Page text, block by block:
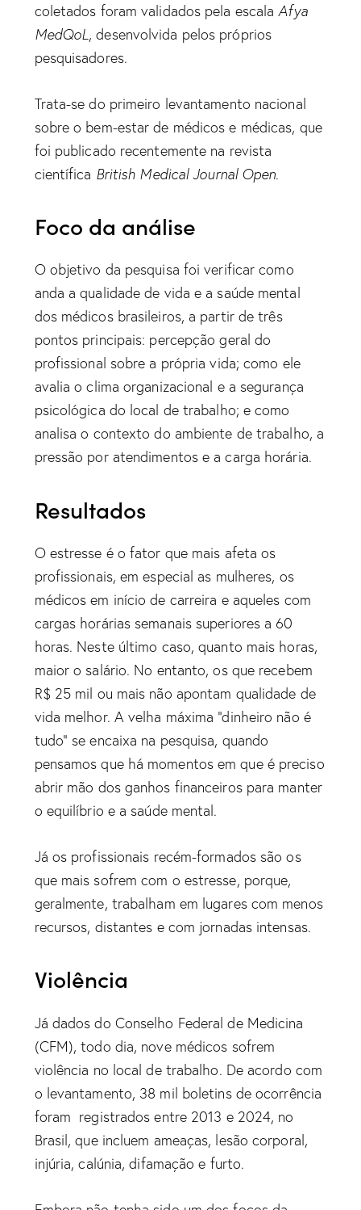
coletados foram validados pela escalaAfya
MedQoL, desenvolvida pelos próprios
pesquisadores.
Trata-se do primeiro levantamento nacional
sobre o bem-estar de médicos e médicas, que
foi publicado recentemente na revista
científica British Medical Journal Open.
Foco da análise
O objetivo da pesquisa foi verificar como
anda a qualidade de vida e a saúde mental
dos médicos brasileiros, a partir de três
pontos principais: percepção geral do
profissional sobre a própria vida; como ele
avalia o clima organizacional e a segurança
psicológica do local de trabalho; e como
analisa o contexto do ambiente de trabalho, a
pressão por atendimentos e a carga horária.
Resultados
O estresse é o fator que mais afeta os
profissionais, em especial as mulheres, os
médicos em início de carreira e aqueles com
cargas horárias semanais superiores a 60
horas. Neste último caso, quanto mais horas,
maior o salário. No entanto, os que recebem
R$ 25 mil ou mais não apontam qualidade de
vida melhor. A velha máxima “dinheiro não é
tudo” se encaixa na pesquisa, quando
pensamos que há momentos em que é preciso
abrir mão dos ganhos financeiros para manter
o equilíbrio e a saúde mental.
Já os profissionais recém-formados são os
que mais sofrem com o estresse, porque,
geralmente, trabalham em lugares com menos
recursos, distantes e com jornadas intensas.
Violência
Já dados do Conselho Federal de Medicina
(CFM), todo dia, nove médicos sofrem
violência no local de trabalho. De acordo com
o levantamento, 38 mil boletins de ocorrência
foram registrados entre 2013 e 2024, no
Brasil, que incluem ameaças, lesão corporal,
injúria, calúnia, difamação e furto.